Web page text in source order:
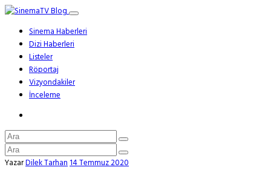
Sinema Haberleri
Dizi Haberleri
Listeler
Röportaj
Vizyondakiler
İnceleme
YazarDilek Tarhan14 Temmuz 2020